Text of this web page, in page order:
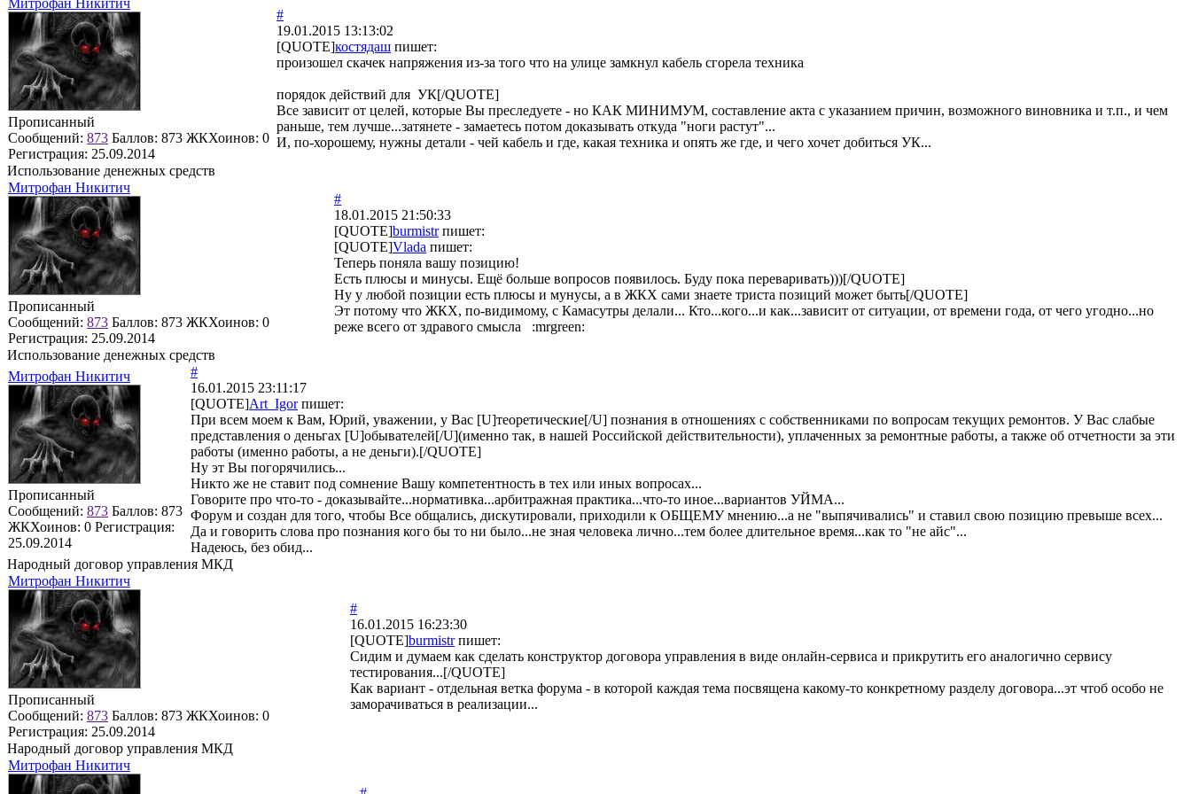
Прописанный
Сообщений: 873 Баллов: 873 ЖКХоинов: 0
Регистрация: 25.09.2014
#
19.01.2015 13:13:02
[QUOTE]костядаш пишет:
произошел скачек напряжения из-за того что на улице замкнул кабель сгорела техника
порядок действий для УК[/QUOTE]
Все зависит от целей, которые Вы преследуете - но КАК МИНИМУМ, составление акта с указанием причин, возможного виновника и т.п., и чем
раньше, тем лучше...затянете - замаетесь потом доказывать откуда "ноги растут"...
И, по-хорошему, нужны детали - чей кабель и где, какая техника и опять же где, и чего хочет добиться УК...
Использование денежных средств
Митрофан Никитич
Прописанный
Сообщений: 873 Баллов: 873 ЖКХоинов: 0
Регистрация: 25.09.2014
#
18.01.2015 21:50:33
[QUOTE]burmistrпишет:
[QUOTE]Vlada пишет:
Теперь поняла вашу позицию!
Есть плюсы и минусы. Ещё больше вопросов появилось. Буду пока переваривать)))[/QUOTE]
Ну у любой позиции есть плюсы и мунусы, а в ЖКХ сами знаете триста позиций может быть[/QUOTE]
Эт потому что ЖКХ, по-видимому, с Камасутры делали... Кто...кого...и как...зависит от ситуации, от времени года, от чего угодно...но
реже всего от здравого смысла :mrgreen:
Использование денежных средств
Митрофан Никитич
Прописанный
Сообщений: 873 Баллов: 873
ЖКХоинов: 0 Регистрация:
25.09.2014
#
16.01.2015 23:11:17
[QUOTE]Art_Igorпишет:
При всем моем к Вам, Юрий, уважении, у Вас [U]теоретические[/U] познания в отношениях с собственниками по вопросам текущих ремонтов. У Вас слабые
представления о деньгах [U]обывателей[/U](именно так, в нашей Российской действительности), уплаченных за ремонтные работы, а также об отчетности за эти
работы (именно работы, а не деньги).[/QUOTE]
Ну эт Вы погорячились...
Никто же не ставит под сомнение Вашу компетентность в тех или иных вопросах...
Говорите про что-то - доказывайте...нормативка...арбитражная практика...что-то иное...вариантов УЙМА...
Форум и создан для того, чтобы Все общались, дискутировали, приходили к ОБЩЕМУ мнению...а не "выпячивались" и ставил свою позицию превыше всех...
Да и говорить слова про познания кого бы то ни было...не зная человека лично...тем более длительное время...как то "не айс"...
Надеюсь, без обид...
Народный договор управления МКД
Митрофан Никитич
Прописанный
Сообщений: 873 Баллов: 873 ЖКХоинов: 0
Регистрация: 25.09.2014
#
16.01.2015 16:23:30
[QUOTE]burmistrпишет:
Сидим и думаем как сделать конструктор договора управления в виде онлайн-сервиса и прикрутить его аналогично сервису
тестирования...[/QUOTE]
Как вариант - отдельная ветка форума - в которой каждая тема посвящена какому-то конкретному разделу договора...эт чтоб особо не
заморачиваться в реализации...
Народный договор управления МКД
Митрофан Никитич